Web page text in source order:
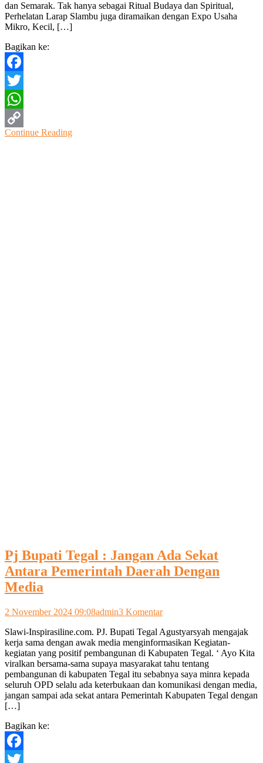
Budaya
Dan
dan Semarak. Tak hanya sebagai Ritual Budaya dan Spiritual,
Perhelatan Larap Slambu juga diramaikan dengan Expo Usaha
Mikro, Kecil, […]
Bagikan ke:
Facebook
Twitter
WhatsApp
Copy
Continue Reading
Pj Bupati Tegal : Jangan Ada Sekat
Antara Pemerintah Daerah Dengan
Media
2 November 2024 09:08admin3 Komentarpada
Bupati
Tegal
:
Jangan
Ada
Sekat
Antara
Slawi-Inspirasiline.com. PJ. Bupati Tegal Agustyarsyah mengajak
kerja sama dengan awak media menginformasikan Kegiatan-
kegiatan yang positif pembangunan di Kabupaten Tegal. ‘ Ayo Kita
viralkan bersama-sama supaya masyarakat tahu tentang
pembangunan di kabupaten Tegal itu sebabnya saya minra kepada
seluruh OPD selalu ada keterbukaan dan komunikasi dengan media,
jangan sampai ada sekat antara Pemerintah Kabupaten Tegal dengan
[…]
Bagikan ke:
Facebook